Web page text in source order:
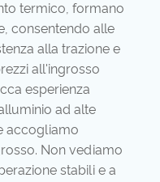
termico, formano
consentendo alle
alla trazione e
all'ingrosso
esperienza
ad alte
accogliamo
Non vediamo
stabili e a